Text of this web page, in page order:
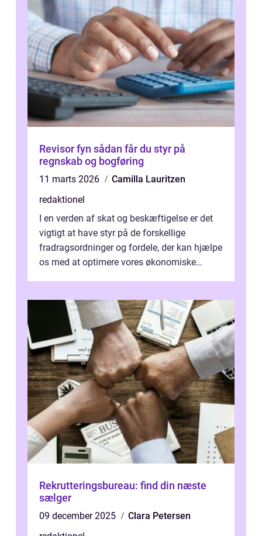
Revisor fyn sådan får du styr på
regnskab og bogføring
11 marts 2026
Camilla Lauritzen
redaktionel
I en verden af skat og beskæftigelse er det
vigtigt at have styr på de forskellige
fradragsordninger og fordele, der kan hjælpe
os med at optimere vores økonomiske
Rekrutteringsbureau: find din næste
sælger
09 december 2025
Clara Petersen